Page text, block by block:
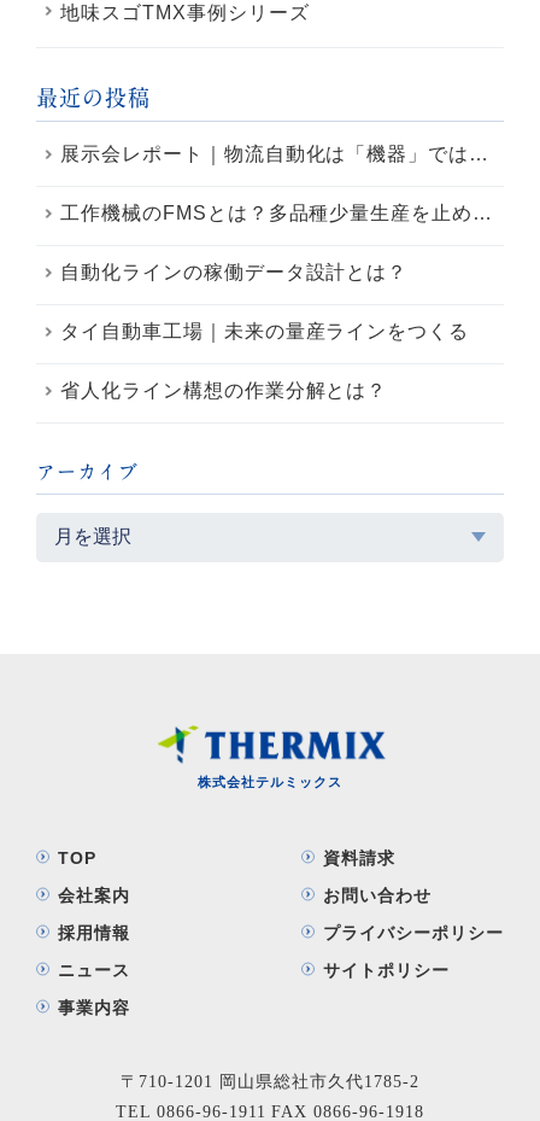
地味スゴTMX事例シリーズ
最近の投稿
展示会レポート｜物流自動化は「機器」ではなく「統合制御」の時代へ ― Mujin・Exotecから見えた次世代物流
工作機械のFMSとは？多品種少量生産を止めにくくするライン設計の考え方
自動化ラインの稼働データ設計とは？
タイ自動車工場｜未来の量産ラインをつくる
省人化ライン構想の作業分解とは？
アーカイブ
株式会社テルミックス
TOP
会社案内
採用情報
ニュース
事業内容
資料請求
お問い合わせ
プライバシーポリシー
サイトポリシー
〒710-1201 岡山県総社市久代1785-2
TEL 0866-96-1911 FAX 0866-96-1918